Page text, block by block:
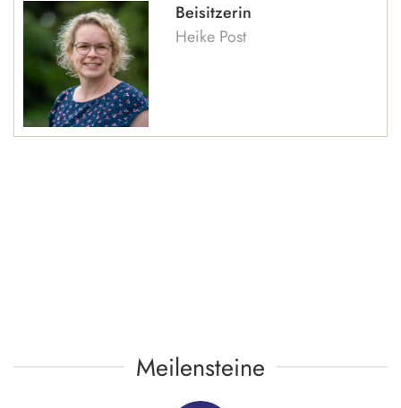
Beisitzerin
Heike Post
Meilensteine